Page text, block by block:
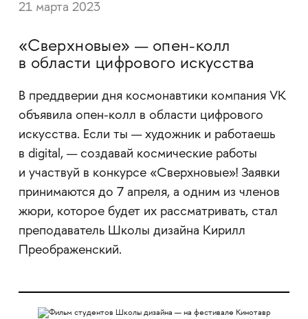
21 марта 2023
«Сверхновые» — опен-колл
в области цифрового искусства
В преддверии дня космонавтики компания VK
объявила опен-колл в области цифрового
искусства. Если ты — художник и работаешь
в digital, — создавай космические работы
и участвуй в конкурсе «Сверхновые»! Заявки
принимаются до 7 апреля, а одним из членов
жюри, которое будет их рассматривать, стал
преподаватель Школы дизайна Кирилл
Преображенский.